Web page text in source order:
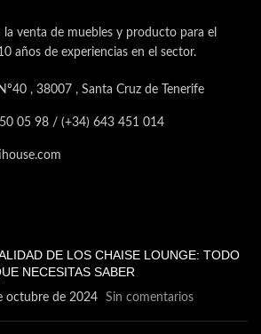
la venta de muebles y producto para el
años de experiencias en el sector.
, 38007 , Santa Cruz de Tenerife
50 05 98 / (+34) 643 451 014
DE LOS CHAISE LOUNGE: TODO
NECESITAS SABER
octubre de 2024 Sin comentarios